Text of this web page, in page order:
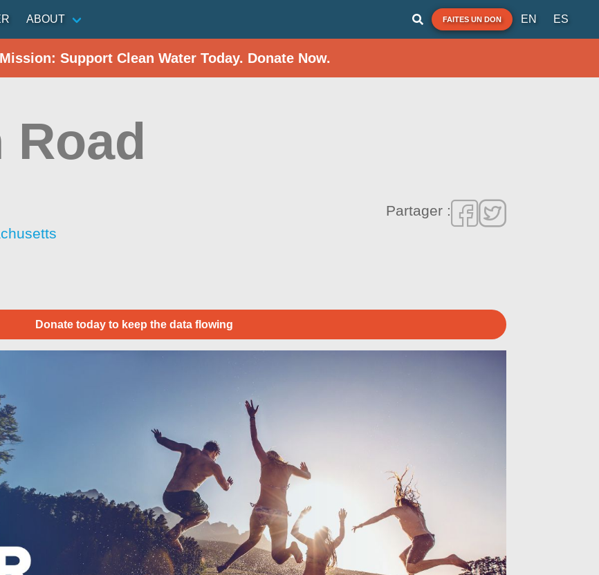
ABOUT FAITES UN DON EN ES
Support Clean Water Today. Donate Now.
Road
Partager :
Donate today to keep the data flowing